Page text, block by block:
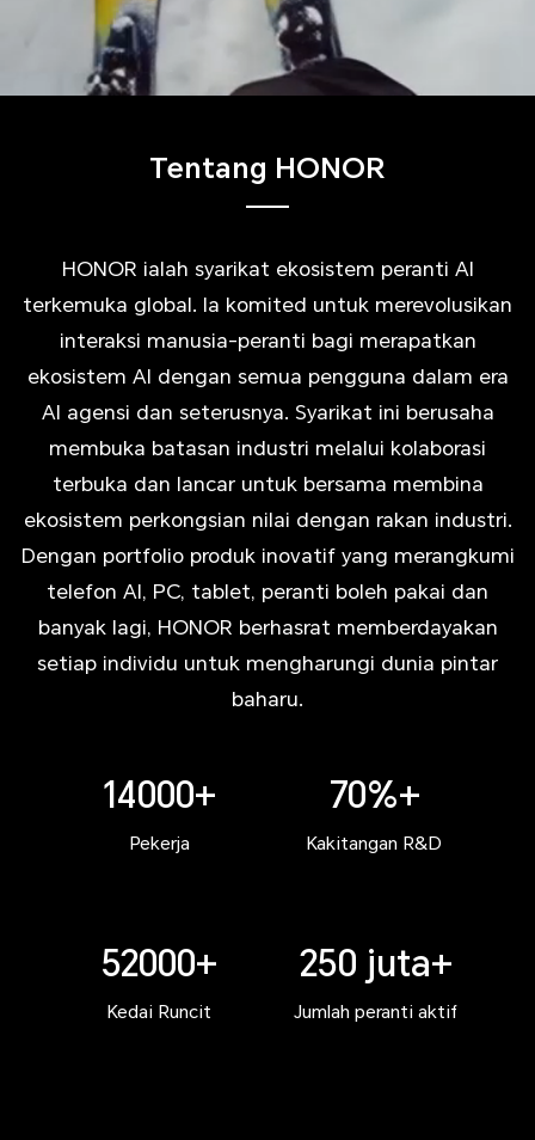
Tentang HONOR
HONOR ialah syarikat ekosistem peranti AI
terkemuka global. Ia komited untuk merevolusikan
interaksi manusia-peranti bagi merapatkan
ekosistem AI dengan semua pengguna dalam era
AI agensi dan seterusnya. Syarikat ini berusaha
membuka batasan industri melalui kolaborasi
terbuka dan lancar untuk bersama membina
ekosistem perkongsian nilai dengan rakan industri.
Dengan portfolio produk inovatif yang merangkumi
telefon AI, PC, tablet, peranti boleh pakai dan
banyak lagi, HONOR berhasrat memberdayakan
setiap individu untuk mengharungi dunia pintar
baharu.
14000+
Pekerja
70%+
Kakitangan R&D
52000+
Kedai Runcit
250 juta+
Jumlah peranti aktif